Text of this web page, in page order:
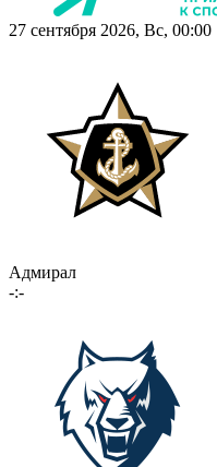
27 сентября 2026, Вс, 00:00
Адмирал
-:-